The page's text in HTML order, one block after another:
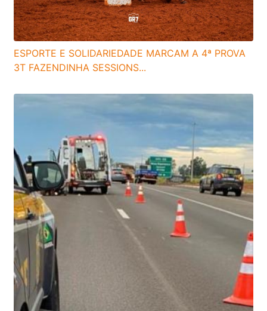
ESPORTE E SOLIDARIEDADE MARCAM A 4ª PROVA
3T FAZENDINHA SESSIONS...